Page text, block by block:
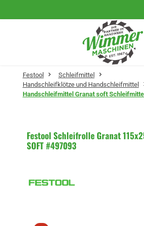
Festool
Schleifmittel
Handschleifklötze und Handschleifmittel
Handschleifmittel Granat soft
Festool Schleifrolle Granat
SOFT #497093